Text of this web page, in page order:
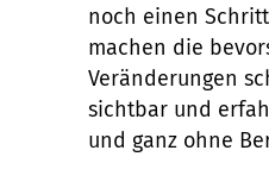
noch einen
machen die
Veränderungen
sichtbar und
und ganz ohne